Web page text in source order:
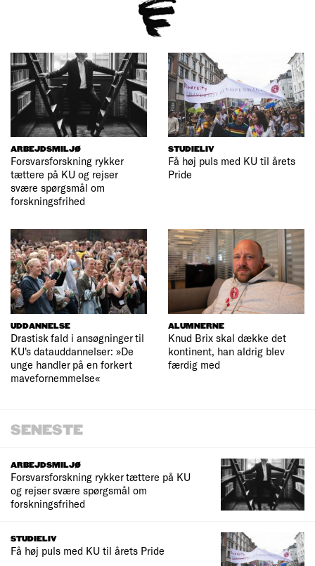
ARBEJDSMILJØ
Forsvarsforskning rykker
tættere på KU og rejser
svære spørgsmål om
forskningsfrihed
STUDIELIV
Få høj puls med KU til årets
Pride
UDDANNELSE
Drastisk fald i ansøgninger til
KU's datauddannelser: »De
unge handler på en forkert
mavefornemmelse«
ALUMNERNE
Knud Brix skal dække det
kontinent, han aldrig blev
færdig med
SENESTE
ARBEJDSMILJØ
Forsvarsforskning rykker tættere på KU
og rejser svære spørgsmål om
forskningsfrihed
STUDIELIV
Få høj puls med KU til årets Pride